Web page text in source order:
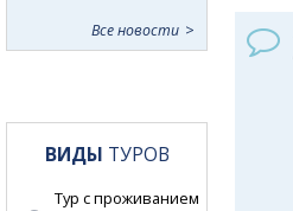
Все новости
ВИДЫ ТУРОВ
Тур с проживанием